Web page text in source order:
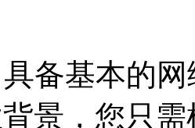
备基本的
景，您只